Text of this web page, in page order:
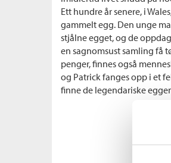
Ett hundre år senere, i
gammelt egg. Den unge
stjålne egget, og de
en sagnomsust samling få
penger, finnes også
og Patrick fanges opp i et
finne de legendariske